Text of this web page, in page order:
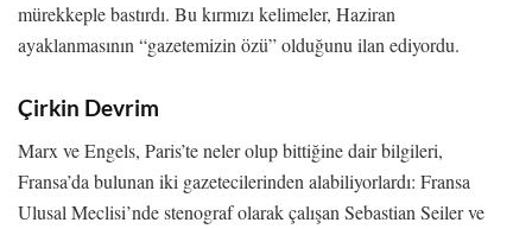
mürekkeple bastırdı. Bu kırmızı kelimeler, Haziran
ayaklanmasının “gazetemizin özü” olduğunu ilan ediyordu.
Çirkin Devrim
Marx ve Engels, Paris’te neler olup bittiğine dair bilgileri,
Fransa’da bulunan iki gazetecilerinden alabiliyorlardı: Fransa
Ulusal Meclisi’nde stenograf olarak çalışan Sebastian Seiler ve